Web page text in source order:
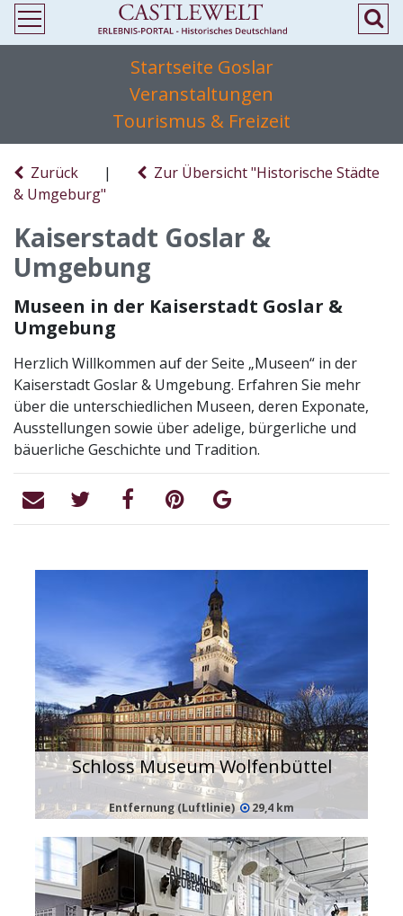
Startseite Goslar
Veranstaltungen
Tourismus & Freizeit
Zurück |
Zur Übersicht "Historische Städte
& Umgeburg"
Kaiserstadt Goslar &
Umgebung
Museen in der Kaiserstadt Goslar &
Umgebung
Herzlich Willkommen auf der Seite „Museen“ in der
Kaiserstadt Goslar & Umgebung. Erfahren Sie mehr
über die unterschiedlichen Museen, deren Exponate,
Ausstellungen sowie über adelige, bürgerliche und
bäuerliche Geschichte und Tradition.
Schloss Museum Wolfenbüttel
Entfernung (Luftlinie) 29,4 km